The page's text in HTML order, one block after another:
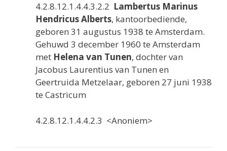
4.2.8.12.1.4.4.3.2.2 Lambertus Marinus
Hendricus Alberts, kantoorbediende,
geboren 31 augustus 1938 te Amsterdam.
Gehuwd 3 december 1960 te Amsterdam
met Helena van Tunen, dochter van
Jacobus Laurentius van Tunen en
Geertruida Metzelaar, geboren 27 juni 1938
te Castricum
4.2.8.12.1.4.4.2.3 <Anoniem>